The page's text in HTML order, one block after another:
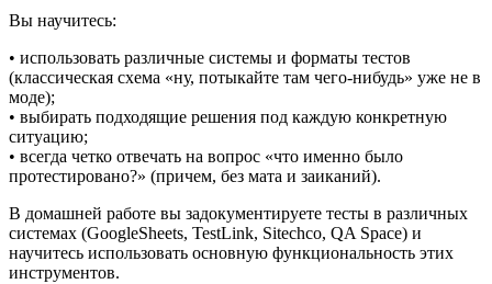
Вы научитесь:
• использовать различные системы и форматы тестов
(классическая схема «ну, потыкайте там чего-нибудь» уже не в
моде);
• выбирать подходящие решения под каждую конкретную
ситуацию;
• всегда четко отвечать на вопрос «что именно было
протестировано?» (причем, без мата и заиканий).
В домашней работе вы задокументируете тесты в различных
системах (GoogleSheets, TestLink, Sitechco, QA Space) и
научитесь использовать основную функциональность этих
инструментов.